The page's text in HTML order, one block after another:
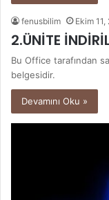
fenusbilim Ekim 11,
2.ÜNİTE
Bu Office tarafından
belgesidir.
Devamını Oku »